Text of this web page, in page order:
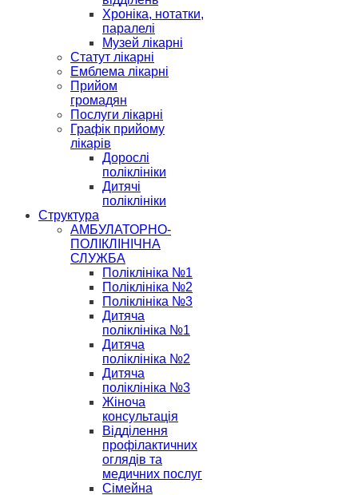
Хроніка, нотатки,
паралелі
Музей лікарні
Статут лікарні
Емблема лікарні
Прийом
громадян
Послуги лікарні
Графік прийому
лікарів
Дорослі
поліклініки
Дитячі
поліклініки
Структура
АМБУЛАТОРНО-
ПОЛІКЛІНІЧНА
СЛУЖБА
Поліклініка №1
Поліклініка №2
Поліклініка №3
Дитяча
поліклініка №1
Дитяча
поліклініка №2
Дитяча
поліклініка №3
Жіноча
консультація
Відділення
профілактичних
оглядів та
медичних послуг
Сімейна